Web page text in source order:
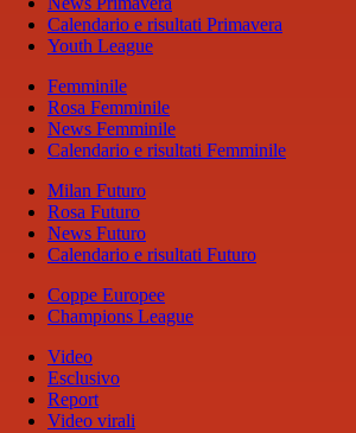
Calendario e risultati Primavera
Youth League
Femminile
Rosa Femminile
News Femminile
Calendario e risultati Femminile
Milan Futuro
Rosa Futuro
News Futuro
Calendario e risultati Futuro
Coppe Europee
Champions League
Video
Esclusivo
Report
Video virali